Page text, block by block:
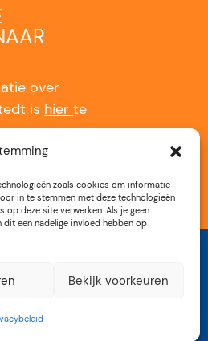
zoals cookies om informatie
in te stemmen met deze technologieën
op deze site verwerken. Als je geen
een nadelige invloed hebben op
Bekijk voorkeuren
over
is hierte